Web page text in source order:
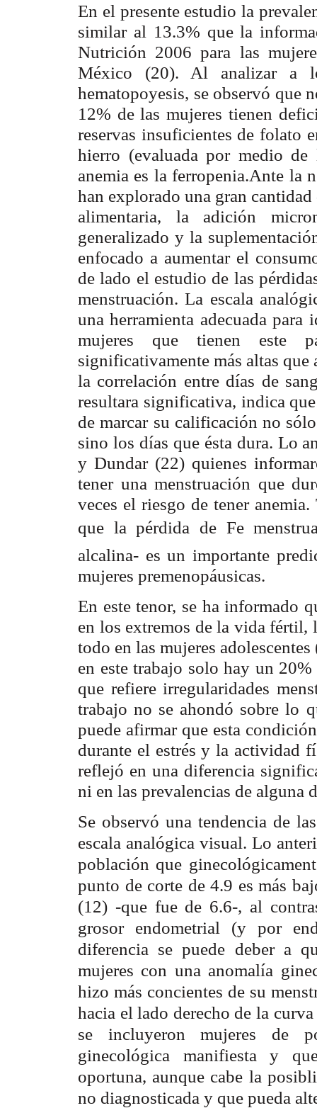
En el presente estudio la
similar al 13.3% que la
Nutrición 2006 para las
México (20). Al analizar a
hematopoyesis, se observó que
12% de las mujeres tienen
reservas insuficientes de folato
hierro (evaluada por medio
anemia es la ferropenia.Ante la
han explorado una gran
alimentaria, la adición
generalizado y la
enfocado a aumentar el
de lado el estudio de las
menstruación. La escala
una herramienta adecuada
mujeres que tienen este
significativamente más altas
la correlación entre días de
resultara significativa, indica
de marcar su calificación no
sino los días que ésta dura. Lo
y Dundar (22) quienes
tener una menstruación que
veces el riesgo de tener
que la pérdida de Fe
alcalina- es un importante
mujeres premenopáusicas.
En este tenor, se ha informado
en los extremos de la vida fértil,
todo en las mujeres
en este trabajo solo hay un
que refiere irregularidades
trabajo no se ahondó sobre lo
puede afirmar que esta
durante el estrés y la actividad
reflejó en una diferencia
ni en las prevalencias de alguna
Se observó una tendencia de
escala analógica visual. Lo
población que
punto de corte de 4.9 es más
(12) -que fue de 6.6-, al
grosor endometrial (y por
diferencia se puede deber a
mujeres con una anomalía
hizo más concientes de su
hacia el lado derecho de la
se incluyeron mujeres de
ginecológica manifiesta y
oportuna, aunque cabe la
no diagnosticada y que pueda